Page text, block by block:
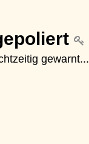
gewarnt...